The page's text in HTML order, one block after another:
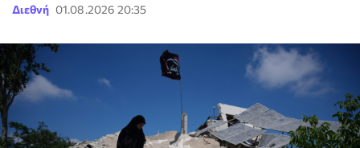
Διεθνή 01.08.2026 20:35